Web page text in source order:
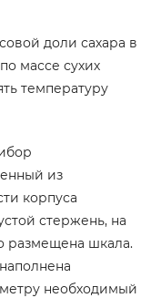
доли сахара в
массе сухих
температуру
из
корпуса
стержень, на
размещена шкала.
необходимый